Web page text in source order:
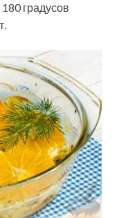
градусов